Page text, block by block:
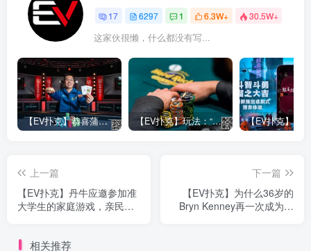
17 6297 1 6.3W+ 30.5W+
这家伙很懒，什么都没有写...
【EV扑克】恭喜蒲蔚然赛事#65夺冠，收获国人2023WSOP第六条金手链，奖金93万刀！ 【EV扑克】玩法：“松弱鱼/松凶鱼打法”的基本攻略
上一篇
【EV扑克】丹牛应邀参加准
大学生的家庭游戏，亲民形
下一篇
【EV扑克】为什么36岁的
Bryn Kenney再一次成为扑
相关推荐